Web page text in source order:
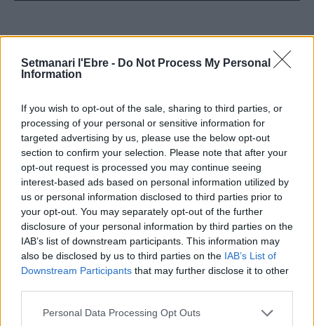
Setmanari l'Ebre - Do Not Process My Personal
Information
If you wish to opt-out of the sale, sharing to third parties, or
processing of your personal or sensitive information for
targeted advertising by us, please use the below opt-out
section to confirm your selection. Please note that after your
opt-out request is processed you may continue seeing
interest-based ads based on personal information utilized by
us or personal information disclosed to third parties prior to
your opt-out. You may separately opt-out of the further
disclosure of your personal information by third parties on the
IAB’s list of downstream participants. This information may
also be disclosed by us to third parties on the IAB’s List of
Downstream Participants that may further disclose it to other
Personal Data Processing Opt Outs
ÚLTIMES NOTÍCIES
termini de les obres de l’aparcament
dels terrenys de Renfe per les altes
temperatures
7 d'agost de 2026
Amposta recupera les Cases del Castell
i culmina un projecte estratègic que
vincula patrimoni, turisme i
gastronomia
6 d'agost de 2026
Els vestits de paper guanyen força
enguany amb més modistes i gairebé
40 peces a concurs